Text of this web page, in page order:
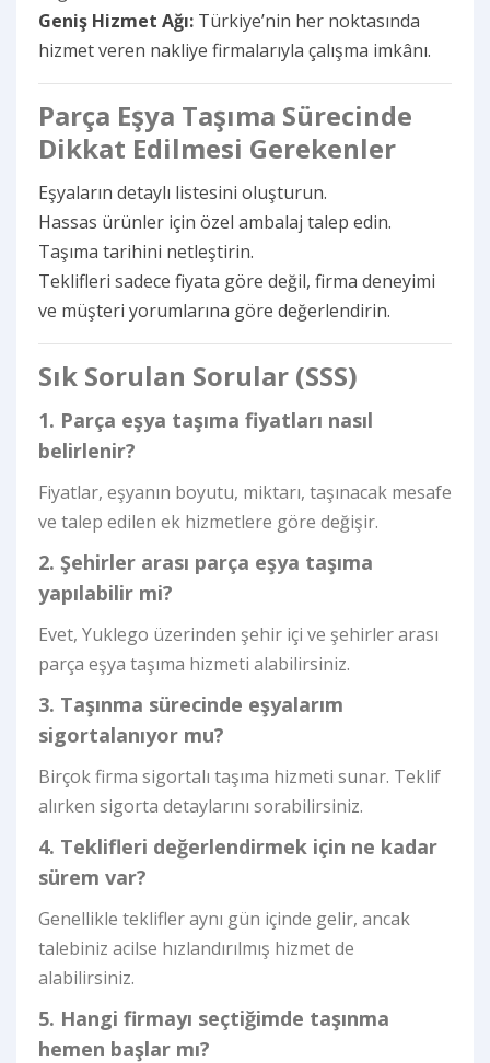
Geniş Hizmet Ağı: Türkiye’nin her noktasında
hizmet veren nakliye firmalarıyla çalışma imkânı.
Parça Eşya Taşıma Sürecinde
Dikkat Edilmesi Gerekenler
Eşyaların detaylı listesini oluşturun.
Hassas ürünler için özel ambalaj talep edin.
Taşıma tarihini netleştirin.
Teklifleri sadece fiyata göre değil, firma deneyimi
ve müşteri yorumlarına göre değerlendirin.
Sık Sorulan Sorular (SSS)
1. Parça eşya taşıma fiyatları nasıl
belirlenir?
Fiyatlar, eşyanın boyutu, miktarı, taşınacak mesafe
ve talep edilen ek hizmetlere göre değişir.
2. Şehirler arası parça eşya taşıma
yapılabilir mi?
Evet, Yuklego üzerinden şehir içi ve şehirler arası
parça eşya taşıma hizmeti alabilirsiniz.
3. Taşınma sürecinde eşyalarım
sigortalanıyor mu?
Birçok firma sigortalı taşıma hizmeti sunar. Teklif
alırken sigorta detaylarını sorabilirsiniz.
4. Teklifleri değerlendirmek için ne kadar
sürem var?
Genellikle teklifler aynı gün içinde gelir, ancak
talebiniz acilse hızlandırılmış hizmet de
alabilirsiniz.
5. Hangi firmayı seçtiğimde taşınma
hemen başlar mı?